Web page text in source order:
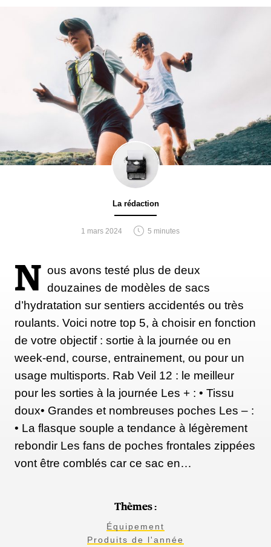
prix est relativement raisonnable compte tenu du fait
qu'il dispose de trois objectifs, d'un zoom 4X et
d'un logiciel qui facilite les photos en basse lumière.
Prix : 799€
DÉCOUVRIR
(Sony)
À moins que vous ne soyez photographe
professionnel, vous n’aurez pas besoin du
Sony a1 mirrorless. C'est pour cette raison que la
marque nippone a lancé le a7IV, qui coûte moins de
la moitié du a1 tout en offrant de nombreuses
fonctionnalités haut de gamme, telles qu'un
autofocus supersonique et très précis (pour suivre
dix images par seconde (pour les images d'action) et
une résolution de 33 mégapixels (largement
suffisante pour de superbes impressions).
La rédaction
1 mars 2024 5 minutes
N ous avons testé plus de deux
douzaines de modèles de sacs
d’hydratation sur sentiers accidentés ou très
roulants. Voici notre top 5, à choisir en fonction
de votre objectif : sortie à la journée ou en
week-end, course, entrainement, ou pour un
usage multisports. Rab Veil 12 : le meilleur
pour les sorties à la journée Les + : • Tissu
doux• Grandes et nombreuses poches Les – :
• La flasque souple a tendance à légèrement
rebondir Les fans de poches frontales zippées
vont être comblés car ce sac en…
Thèmes :
Équipement
Produits de l'année